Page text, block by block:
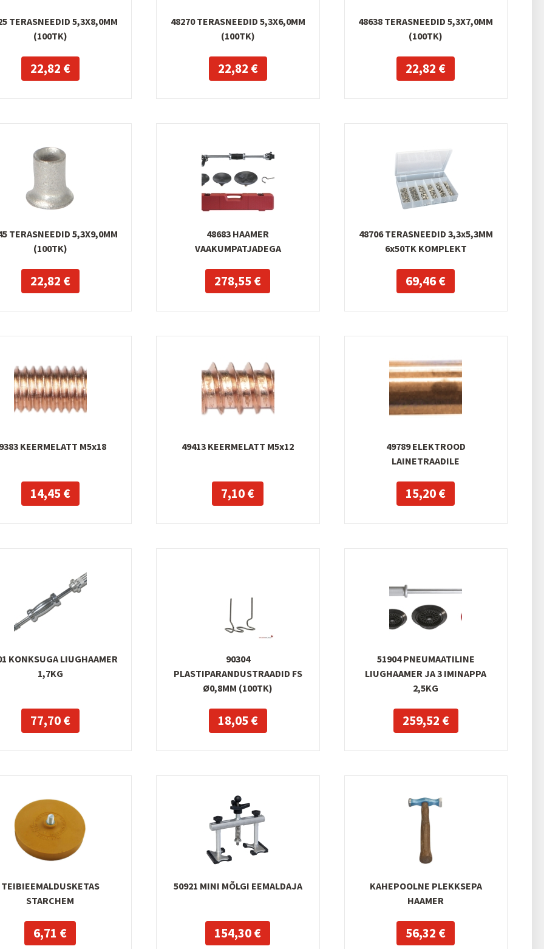
TERASNEEDID 5,3X8,0MM
(100TK)
22,82 €
48270 TERASNEEDID 5,3X6,0MM
(100TK)
22,82 €
48638 TERASNEEDID 5,3X7,0MM
(100TK)
22,82 €
TERASNEEDID 5,3X9,0MM
(100TK)
22,82 €
48683 HAAMER
VAAKUMPATJADEGA
278,55 €
48706 TERASNEEDID 3,3x5,3MM
6x50TK KOMPLEKT
69,46 €
KEERMELATT M5x18
14,45 €
49413 KEERMELATT M5x12
7,10 €
49789 ELEKTROOD
LAINETRAADILE
15,20 €
KONKSUGA LIUGHAAMER
1,7KG
77,70 €
90304
PLASTIPARANDUSTRAADID FS
Ø0,8MM (100TK)
18,05 €
51904 PNEUMAATILINE
LIUGHAAMER JA 3 IMINAPPA
2,5KG
259,52 €
TEIBIEEMALDUSKETAS
STARCHEM
6,71 €
50921 MINI MÕLGI EEMALDAJA
154,30 €
KAHEPOOLNE PLEKKSEPA
HAAMER
56,32 €